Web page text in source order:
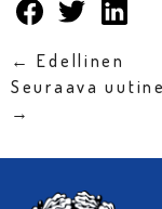
← Edellinen
Seuraava
→